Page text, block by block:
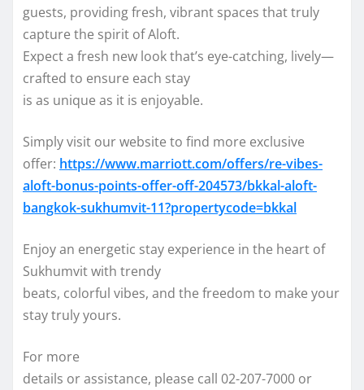
guests, providing fresh, vibrant spaces that truly
capture the spirit of Aloft.
Expect a fresh new look that’s eye-catching, lively—
crafted to ensure each stay
is as unique as it is enjoyable.
Simply visit our website to find more exclusive
offer: https://www.marriott.com/offers/re-vibes-
aloft-bonus-points-offer-off-204573/bkkal-aloft-
bangkok-sukhumvit-11?propertycode=bkkal
Enjoy an energetic stay experience in the heart of
Sukhumvit with trendy
beats, colorful vibes, and the freedom to make your
stay truly yours.
For more
details or assistance, please call 02-207-7000 or